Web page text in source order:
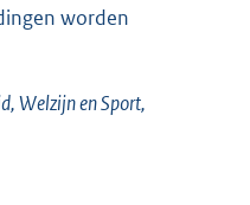
worden
Welzijn en Sport,